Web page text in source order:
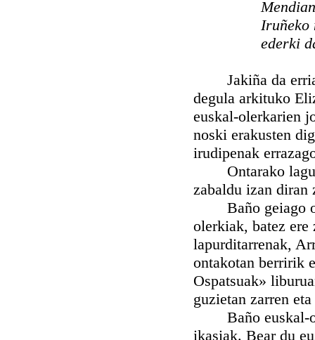
Iruñeko
ederki
Jakiña da
degula arkituko
euskal-olerkarien
noski erakusten
irudipenak
Ontarako
zabaldu izan diran
Baño geiago
olerkiak, batez ere
lapurditarrenak,
ontakotan berririk
Ospatsuak»
guzietan zarren
Baño euskal-
ikasiak. Bear du